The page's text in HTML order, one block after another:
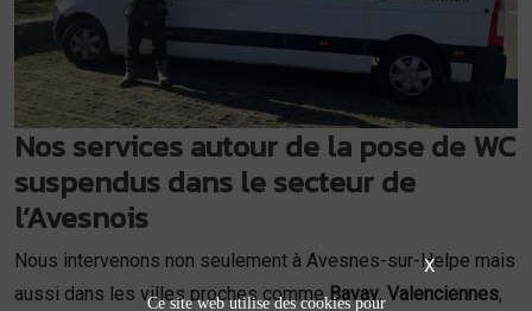
Nos services autour de la pose de WC
suspendus dans le secteur de
l’Avesnois
Nous intervenons non seulement à Avesnes-sur-Helpe mais
aussi dans les villes proches comme Bavay, Valenciennes,
X
Ce site web utilise des cookies pour